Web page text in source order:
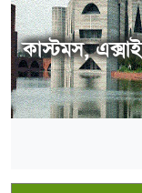
কাস্টমস,